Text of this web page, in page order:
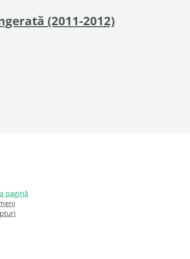
(2011-2012)
pagină